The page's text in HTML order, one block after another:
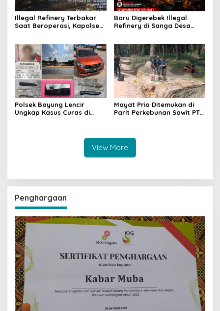
Illegal Refinery Terbakar
Saat Beroperasi, Kapolsek
Pencegahan Terus
Dilakukan
Baru Digerebek Illegal
Refinery di Sanga Desa
Polsek Bayung Lencir
Ungkap Kasus Curas di
Mayat Pria Ditemukan di
Parit Perkebunan Sawit PT
View More
Penghargaan